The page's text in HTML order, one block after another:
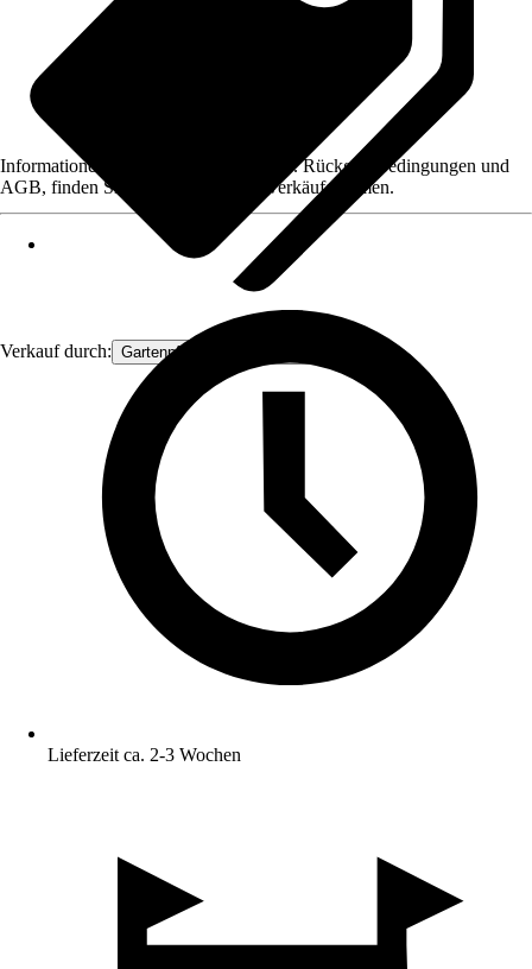
Verkauf durch: Gartenpflanzen Ammerland
Informationen des Verkäufers, wie z. B. Rückgabebedingungen und
AGB, finden Sie bei Klick auf den Verkäufernamen.
Lieferzeit ca. 2-3 Wochen